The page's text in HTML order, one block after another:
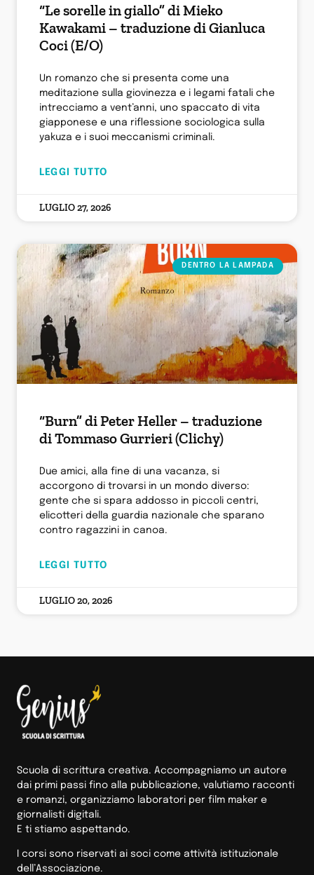
“Le sorelle in giallo” di Mieko
Kawakami – traduzione di Gianluca
Coci (E/O)
Un romanzo che si presenta come una
meditazione sulla giovinezza e i legami fatali che
intrecciamo a vent’anni, uno spaccato di vita
giapponese e una riflessione sociologica sulla
yakuza e i suoi meccanismi criminali.
LEGGI TUTTO
LUGLIO 27, 2026
DENTRO LA LAMPADA
“Burn” di Peter Heller – traduzione
di Tommaso Gurrieri (Clichy)
Due amici, alla fine di una vacanza, si
accorgono di trovarsi in un mondo diverso:
gente che si spara addosso in piccoli centri,
elicotteri della guardia nazionale che sparano
contro ragazzini in canoa.
LEGGI TUTTO
LUGLIO 20, 2026
Scuola di scrittura creativa. Accompagniamo un autore
dai primi passi fino alla pubblicazione, valutiamo racconti
e romanzi, organizziamo laboratori per film maker e
giornalisti digitali.
E ti stiamo aspettando.
I corsi sono riservati ai soci come attività istituzionale
dell’Associazione.